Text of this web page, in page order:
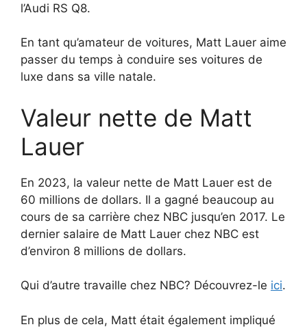
l’Audi RS Q8.
En tant qu’amateur de voitures, Matt Lauer aime
passer du temps à conduire ses voitures de
luxe dans sa ville natale.
Valeur nette de Matt
Lauer
En 2023, la valeur nette de Matt Lauer est de
60 millions de dollars. Il a gagné beaucoup au
cours de sa carrière chez NBC jusqu’en 2017. Le
dernier salaire de Matt Lauer chez NBC est
d’environ 8 millions de dollars.
Qui d’autre travaille chez NBC? Découvrez-le ici.
En plus de cela, Matt était également impliqué